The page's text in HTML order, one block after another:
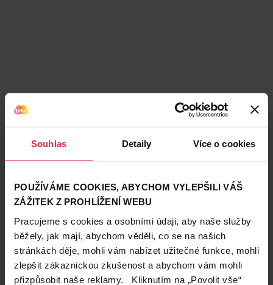
Souhlas Detaily Více o cookies
POUŽÍVÁME COOKIES, ABYCHOM VYLEPŠILI VÁŠ
ZÁŽITEK Z PROHLÍŽENÍ WEBU
Pracujeme s cookies a osobními údaji, aby naše služby
běžely, jak mají, abychom věděli, co se na našich
stránkách děje, mohli vám nabízet užitečné funkce, mohli
zlepšit zákaznickou zkušenost a abychom vám mohli
přizpůsobit naše reklamy. Kliknutím na „Povolit vše“
Podobné produkty